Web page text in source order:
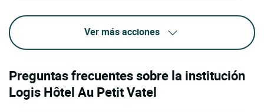
Ver más acciones
Preguntas frecuentes sobre la institución
Logis Hôtel Au Petit Vatel